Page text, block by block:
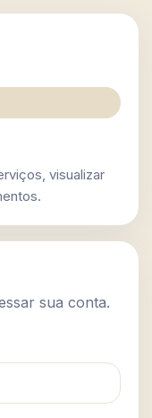
visualizar
sua conta.